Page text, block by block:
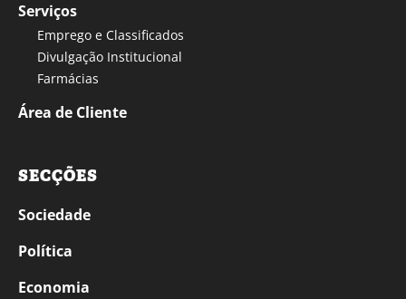
Serviços
Emprego e Classificados
Divulgação Institucional
Farmácias
Área de Cliente
SECÇÕES
Sociedade
Política
Economia